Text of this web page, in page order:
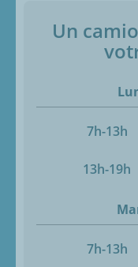
Un
7h-13h
13h-19h
7h-13h